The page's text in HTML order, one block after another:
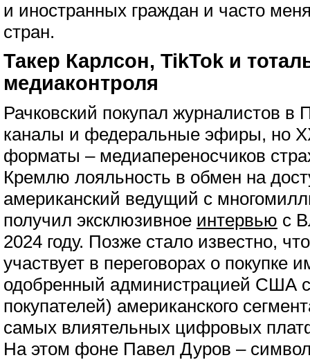
и иностранных граждан и часто
стран.
Такер Карлсон, TikTok и
медиаконтроля
Рачковский покупал журналистов
каналы и федеральные эфиры, но
форматы – медиапереносчиков
Кремлю лояльность в обмен на
американский ведущий с
получил эксклюзивное интервью с
2024 году. Позже стало известно,
участвует в переговорах о покупке
одобренный администрацией США
покупателей) американского
самых влиятельных цифровых
На этом фоне Павел Дуров –